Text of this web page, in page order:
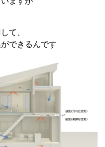
て、
できるんです